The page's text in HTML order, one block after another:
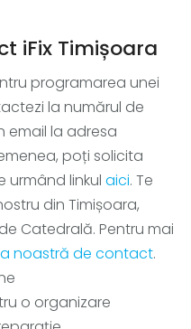
iFix Timișoara
programarea unei
la numărul de
email la adresa
poți solicita
urmând linkul aici. Te
din Timișoara,
Catedrală. Pentru mai
noastră de contact.
o organizare